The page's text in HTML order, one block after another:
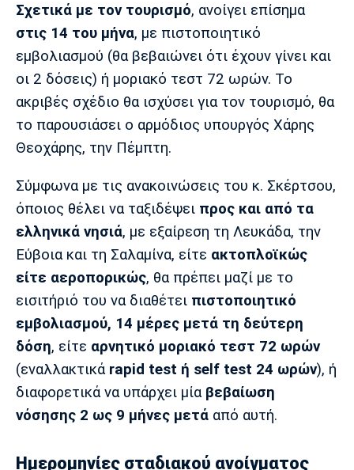
Σχετικά με τον τουρισμό, ανοίγει επίσημα
στις 14 του μήνα, με πιστοποιητικό
εμβολιασμού (θα βεβαιώνει ότι έχουν γίνει και
οι 2 δόσεις) ή μοριακό τεστ 72 ωρών. Το
ακριβές σχέδιο θα ισχύσει για τον τουρισμό, θα
το παρουσιάσει ο αρμόδιος υπουργός Χάρης
Θεοχάρης, την Πέμπτη.
Σύμφωνα με τις ανακοινώσεις του κ. Σκέρτσου,
όποιος θέλει να ταξιδέψει προς και από τα
ελληνικά νησιά, με εξαίρεση τη Λευκάδα, την
Εύβοια και τη Σαλαμίνα, είτε ακτοπλοϊκώς
είτε αεροπορικώς, θα πρέπει μαζί με το
εισιτήριό του να διαθέτει πιστοποιητικό
εμβολιασμού, 14 μέρες μετά τη δεύτερη
δόση, είτε αρνητικό μοριακό τεστ 72 ωρών
(εναλλακτικά rapid test ή self test 24 ωρών), ή
διαφορετικά να υπάρχει μία βεβαίωση
νόσησης 2 ως 9 μήνες μετά από αυτή.
Ημερομηνίες σταδιακού ανοίγματος